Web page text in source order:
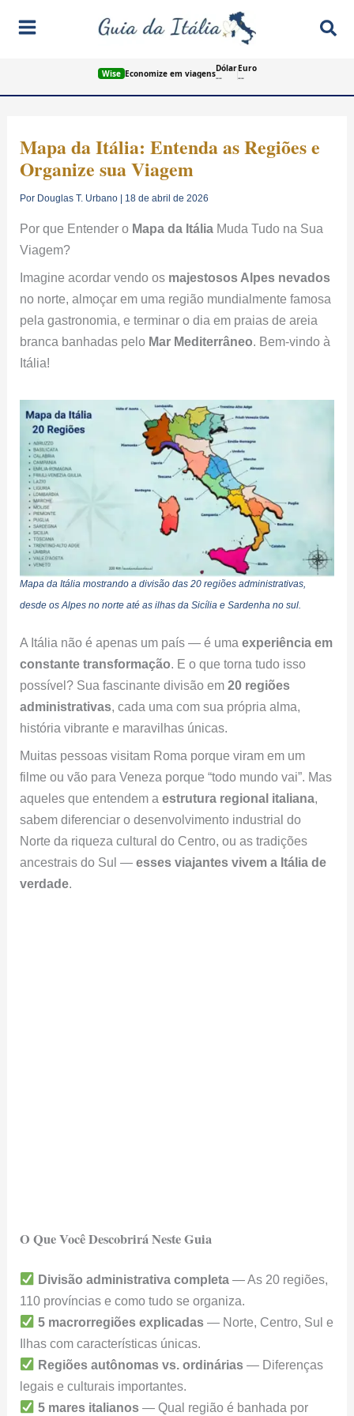
para
Wise Economize em viagensDólar
--
Euro
--
Mapa da Itália: Entenda as Regiões e
Organize sua Viagem
Por Douglas T. Urbano | 18 de abril de 2026
Por que Entender o Mapa da Itália Muda Tudo na Sua
Viagem?
Imagine acordar vendo os majestosos Alpes nevados
no norte, almoçar em uma região mundialmente famosa
pela gastronomia, e terminar o dia em praias de areia
branca banhadas pelo Mar Mediterrâneo. Bem-vindo à
Itália!
Mapa da Itália mostrando a divisão das 20 regiões administrativas,
desde os Alpes no norte até as ilhas da Sicília e Sardenha no sul.
A Itália não é apenas um país — é umaexperiência em
constante transformação. E o que torna tudo isso
possível? Sua fascinante divisão em20 regiões
administrativas, cada uma com sua própria alma,
história vibrante e maravilhas únicas.
Muitas pessoas visitam Roma porque viram em um
filme ou vão para Veneza porque “todo mundo vai”. Mas
aqueles que entendem aestrutura regional italiana,
sabem diferenciar o desenvolvimento industrial do
Norte da riqueza cultural do Centro, ou as tradições
ancestrais do Sul —esses viajantes vivem a Itália de
verdade.
O Que Você Descobrirá Neste Guia
Divisão administrativa completa— As 20 regiões,
110 províncias e como tudo se organiza.
5 macrorregiões explicadas— Norte, Centro, Sul e
Ilhas com características únicas.
Regiões autônomas vs. ordinárias— Diferenças
legais e culturais importantes.
5 mares italianos— Qual região é banhada por